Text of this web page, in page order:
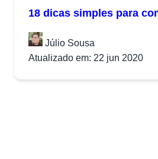
18 dicas simples para
Júlio Sousa
Atualizado em: 22 jun 2020